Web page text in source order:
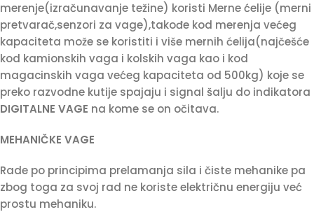
merenje(izračunavanje težine) koristi Merne ćelije (merni
pretvarač,senzori za vage),takođe kod merenja većeg
kapaciteta može se koristiti i više mernih ćelija(najčešće
kod kamionskih vaga i kolskih vaga kao i kod
magacinskih vaga većeg kapaciteta od 500kg) koje se
preko razvodne kutije spajaju i signal šalju do indikatora
DIGITALNE VAGE na kome se on očitava.
MEHANIČKE VAGE
Rade po principima prelamanja sila i čiste mehanike pa
zbog toga za svoj rad ne koriste električnu energiju već
prostu mehaniku.